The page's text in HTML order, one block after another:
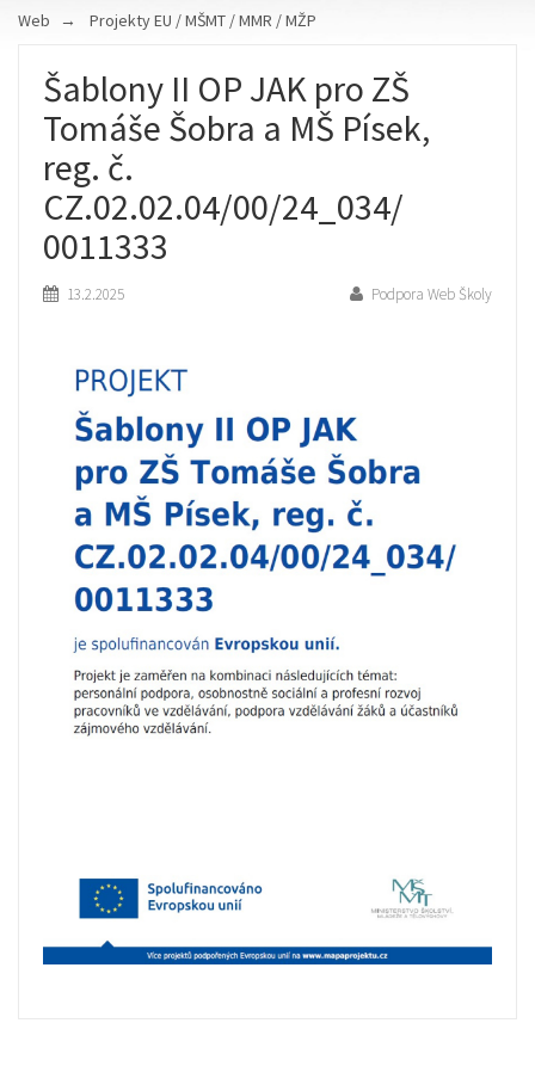
Web Projekty EU / MŠMT / MMR / MŽP
Šablony II OP JAK pro ZŠ
Tomáše Šobra a MŠ Písek,
reg. č.
CZ.02.02.04/00/24_034/
0011333
Podpora Web Školy
13.2.2025